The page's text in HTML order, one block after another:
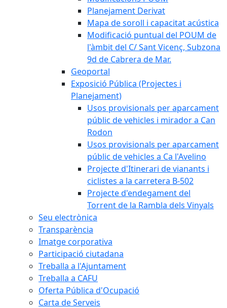
Planejament Derivat
Mapa de soroll i capacitat acústica
Modificació puntual del POUM de
l'àmbit del C/ Sant Vicenç, Subzona
9d de Cabrera de Mar.
Geoportal
Exposició Pública (Projectes i
Planejament)
Usos provisionals per aparcament
públic de vehicles i mirador a Can
Rodon
Usos provisionals per aparcament
públic de vehicles a Ca l'Avelino
Projecte d'Itinerari de vianants i
ciclistes a la carretera B-502
Projecte d'endegament del
Torrent de la Rambla dels Vinyals
Seu electrònica
Transparència
Imatge corporativa
Participació ciutadana
Treballa a l'Ajuntament
Treballa a CAFU
Oferta Pública d'Ocupació
Carta de Serveis